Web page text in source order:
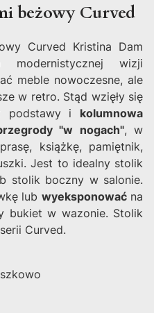
beżowy Curved
Curved Kristina Dam
modernistycznej wizji
meble nowoczesne, ale
w retro. Stąd wzięły się
podstawy i kolumnowa
"w nogach", w
książkę, pamiętnik,
Jest to idealny stolik
stolik boczny w salonie.
lub wyeksponowaćna
bukiet w wazonie. Stolik
Curved.